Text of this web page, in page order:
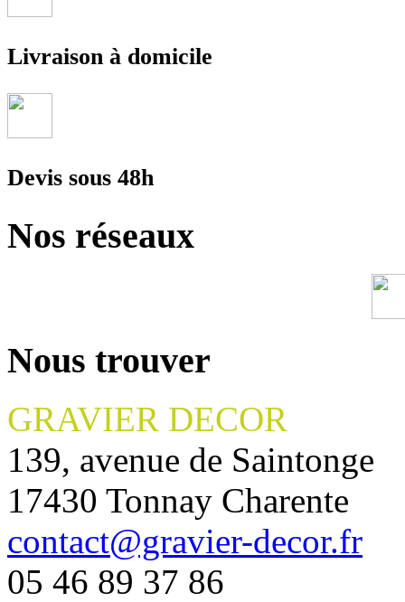
Livraison à domicile
Devis sous 48h
Nos réseaux
Nous trouver
GRAVIER DECOR
139, avenue de Saintonge
17430 Tonnay Charente
contact@gravier-decor.fr
05 46 89 37 86